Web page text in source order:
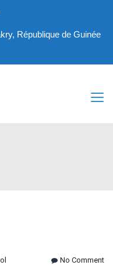
République de Guinée
No Comment